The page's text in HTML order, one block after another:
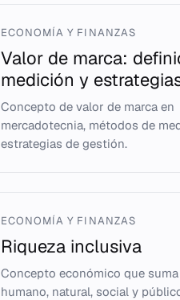
ECONOMÍA Y FINANZAS
Valor de marca:
medición y
Concepto de valor de marca en
mercadotecnia, métodos de
estrategias de gestión.
ECONOMÍA Y FINANZAS
Riqueza inclusiva
Concepto económico que
humano, natural, social y